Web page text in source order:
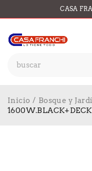
CASA
Inicio / Bosque y